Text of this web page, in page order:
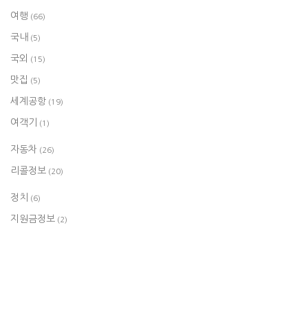
여행 (66)
국내 (5)
국외 (15)
맛집 (5)
세계공항 (19)
여객기 (1)
자동차 (26)
리콜정보 (20)
정치 (6)
지원금정보 (2)